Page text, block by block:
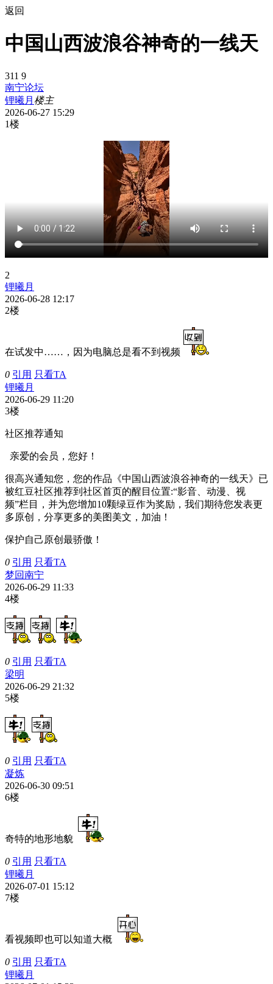
返回
中国山西波浪谷神奇的一线天
311 9
南宁论坛
锂曦月 楼主
2026-06-27 15:29
1楼
2
锂曦月
2026-06-28 12:17
2楼
在试发中……，因为电脑总是看不到视频
0 引用 只看TA
锂曦月
2026-06-29 11:20
3楼
社区推荐通知
亲爱的会员，您好！
很高兴通知您，您的作品《中国山西波浪谷神奇的一线天》已
被红豆社区推荐到社区首页的醒目位置:“影音、动漫、视
频”栏目，并为您增加10颗绿豆作为奖励，我们期待您发表更
多原创，分享更多的美图美文，加油！
保护自己原创最骄傲！
0 引用 只看TA
梦回南宁
2026-06-29 11:33
4楼
0 引用 只看TA
梁明
2026-06-29 21:32
5楼
0 引用 只看TA
凝炼
2026-06-30 09:51
6楼
奇特的地形地貌
0 引用 只看TA
锂曦月
2026-07-01 15:12
7楼
看视频即也可以知道大概
0 引用 只看TA
锂曦月